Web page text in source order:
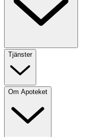
Tjänster
Om Apoteket